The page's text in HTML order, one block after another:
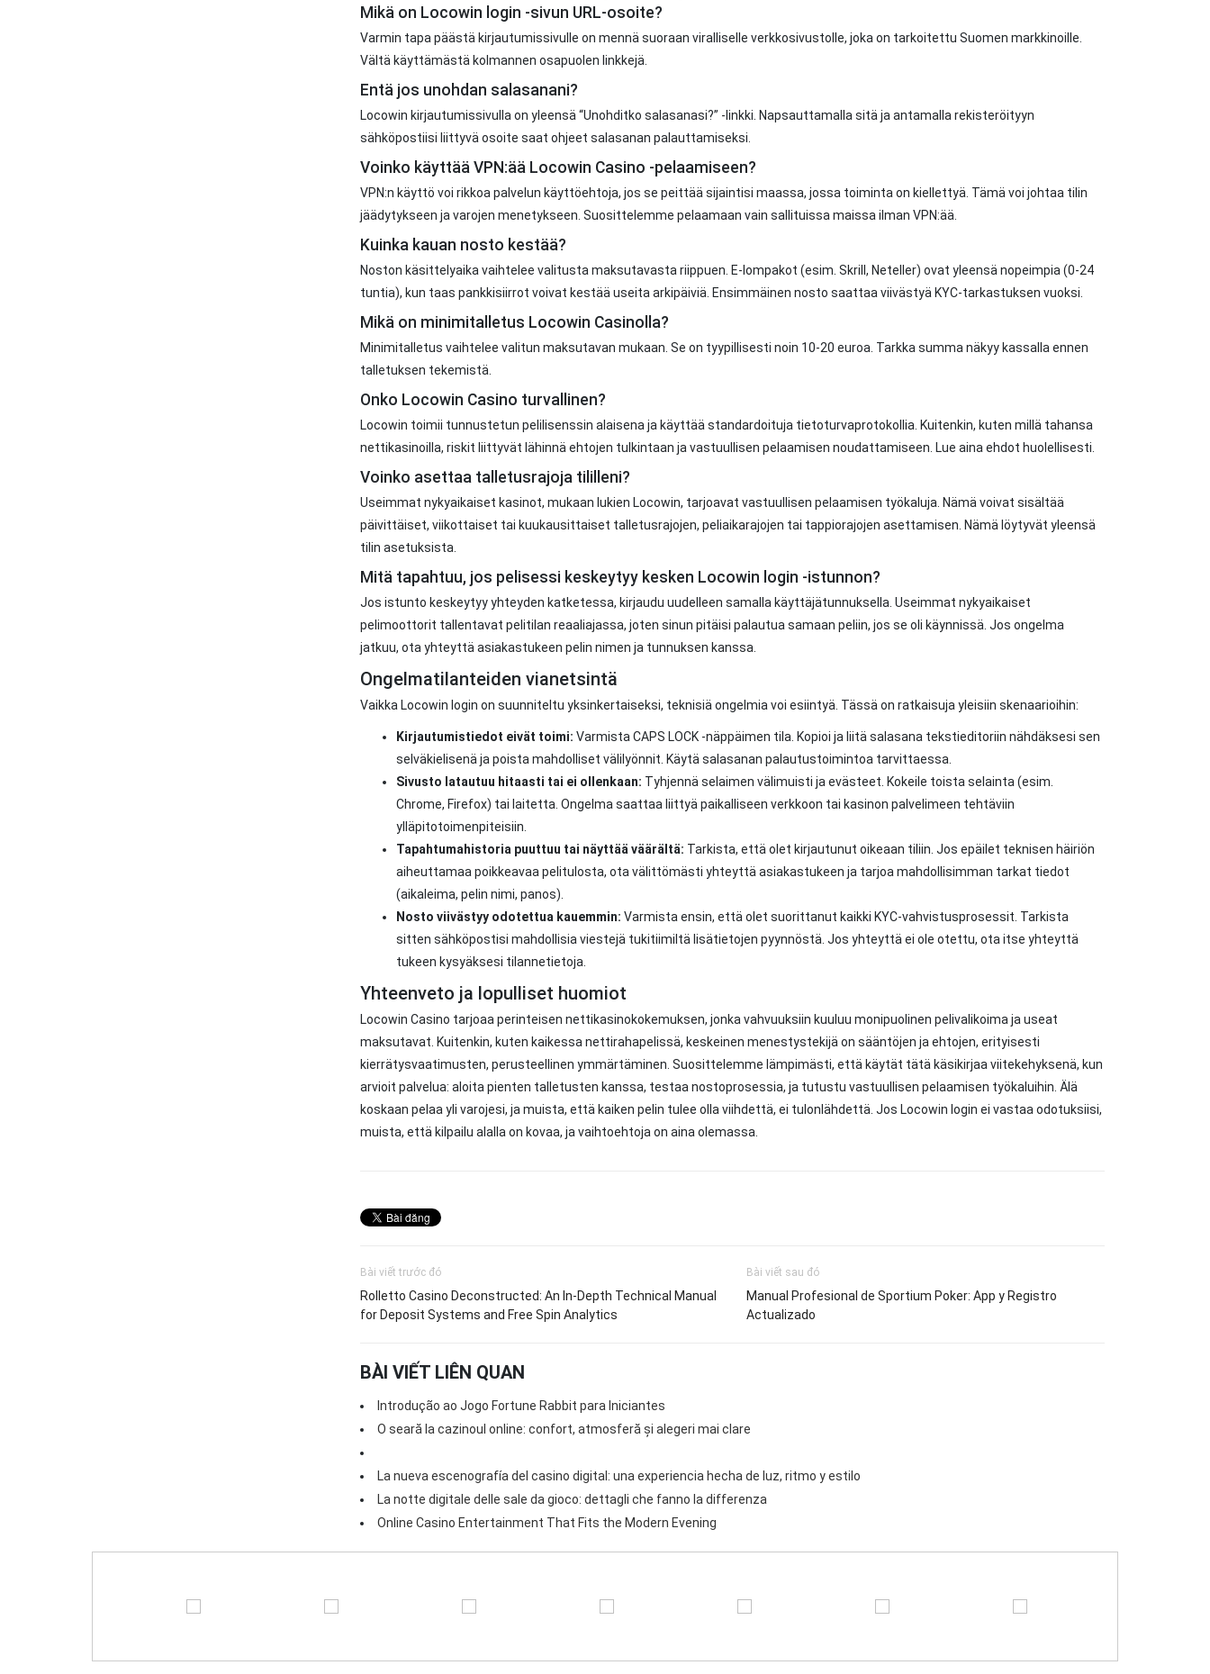
Mikä on Locowin login -sivun URL-osoite?
Varmin tapa päästä kirjautumissivulle on mennä suoraan viralliselle verkkosivustolle, joka on tarkoitettu Suomen markkinoille.
Vältä käyttämästä kolmannen osapuolen linkkejä.
Entä jos unohdan salasanani?
Locowin kirjautumissivulla on yleensä “Unohditko salasanasi?” -linkki. Napsauttamalla sitä ja antamalla rekisteröityyn
sähköpostiisi liittyvä osoite saat ohjeet salasanan palauttamiseksi.
Voinko käyttää VPN:ää Locowin Casino -pelaamiseen?
VPN:n käyttö voi rikkoa palvelun käyttöehtoja, jos se peittää sijaintisi maassa, jossa toiminta on kiellettyä. Tämä voi johtaa tilin
jäädytykseen ja varojen menetykseen. Suosittelemme pelaamaan vain sallituissa maissa ilman VPN:ää.
Kuinka kauan nosto kestää?
Noston käsittelyaika vaihtelee valitusta maksutavasta riippuen. E-lompakot (esim. Skrill, Neteller) ovat yleensä nopeimpia (0-24
tuntia), kun taas pankkisiirrot voivat kestää useita arkipäiviä. Ensimmäinen nosto saattaa viivästyä KYC-tarkastuksen vuoksi.
Mikä on minimitalletus Locowin Casinolla?
Minimitalletus vaihtelee valitun maksutavan mukaan. Se on tyypillisesti noin 10-20 euroa. Tarkka summa näkyy kassalla ennen
talletuksen tekemistä.
Onko Locowin Casino turvallinen?
Locowin toimii tunnustetun pelilisenssin alaisena ja käyttää standardoituja tietoturvaprotokollia. Kuitenkin, kuten millä tahansa
nettikasinoilla, riskit liittyvät lähinnä ehtojen tulkintaan ja vastuullisen pelaamisen noudattamiseen. Lue aina ehdot huolellisesti.
Voinko asettaa talletusrajoja tililleni?
Useimmat nykyaikaiset kasinot, mukaan lukien Locowin, tarjoavat vastuullisen pelaamisen työkaluja. Nämä voivat sisältää
päivittäiset, viikottaiset tai kuukausittaiset talletusrajojen, peliaikarajojen tai tappiorajojen asettamisen. Nämä löytyvät yleensä
tilin asetuksista.
Mitä tapahtuu, jos pelisessi keskeytyy kesken Locowin login -istunnon?
Jos istunto keskeytyy yhteyden katketessa, kirjaudu uudelleen samalla käyttäjätunnuksella. Useimmat nykyaikaiset
pelimoottorit tallentavat pelitilan reaaliajassa, joten sinun pitäisi palautua samaan peliin, jos se oli käynnissä. Jos ongelma
jatkuu, ota yhteyttä asiakastukeen pelin nimen ja tunnuksen kanssa.
Ongelmatilanteiden vianetsintä
Vaikka Locowin login on suunniteltu yksinkertaiseksi, teknisiä ongelmia voi esiintyä. Tässä on ratkaisuja yleisiin skenaarioihin:
Kirjautumistiedot eivät toimi: Varmista CAPS LOCK -näppäimen tila. Kopioi ja liitä salasana tekstieditoriin nähdäksesi sen
selväkielisenä ja poista mahdolliset välilyönnit. Käytä salasanan palautustoimintoa tarvittaessa.
Sivusto latautuu hitaasti tai ei ollenkaan: Tyhjennä selaimen välimuisti ja evästeet. Kokeile toista selainta (esim.
Chrome, Firefox) tai laitetta. Ongelma saattaa liittyä paikalliseen verkkoon tai kasinon palvelimeen tehtäviin
ylläpitotoimenpiteisiin.
Tapahtumahistoria puuttuu tai näyttää väärältä: Tarkista, että olet kirjautunut oikeaan tiliin. Jos epäilet teknisen häiriön
aiheuttamaa poikkeavaa pelitulosta, ota välittömästi yhteyttä asiakastukeen ja tarjoa mahdollisimman tarkat tiedot
(aikaleima, pelin nimi, panos).
Nosto viivästyy odotettua kauemmin: Varmista ensin, että olet suorittanut kaikki KYC-vahvistusprosessit. Tarkista
sitten sähköpostisi mahdollisia viestejä tukitiimiltä lisätietojen pyynnöstä. Jos yhteyttä ei ole otettu, ota itse yhteyttä
tukeen kysyäksesi tilannetietoja.
Yhteenveto ja lopulliset huomiot
Locowin Casino tarjoaa perinteisen nettikasinokokemuksen, jonka vahvuuksiin kuuluu monipuolinen pelivalikoima ja useat
maksutavat. Kuitenkin, kuten kaikessa nettirahapelissä, keskeinen menestystekijä on sääntöjen ja ehtojen, erityisesti
kierrätysvaatimusten, perusteellinen ymmärtäminen. Suosittelemme lämpimästi, että käytät tätä käsikirjaa viitekehyksenä, kun
arvioit palvelua: aloita pienten talletusten kanssa, testaa nostoprosessia, ja tutustu vastuullisen pelaamisen työkaluihin. Älä
koskaan pelaa yli varojesi, ja muista, että kaiken pelin tulee olla viihdettä, ei tulonlähdettä. Jos Locowin login ei vastaa odotuksiisi,
muista, että kilpailu alalla on kovaa, ja vaihtoehtoja on aina olemassa.
Bài viết trước đó
Rolletto Casino Deconstructed: An In-Depth Technical Manual
for Deposit Systems and Free Spin Analytics
Bài viết sau đó
Manual Profesional de Sportium Poker: App y Registro
Actualizado
BÀI VIẾT LIÊN QUAN
Introdução ao Jogo Fortune Rabbit para Iniciantes
O seară la cazinoul online: confort, atmosferă și alegeri mai clare
La nueva escenografía del casino digital: una experiencia hecha de luz, ritmo y estilo
La notte digitale delle sale da gioco: dettagli che fanno la differenza
Online Casino Entertainment That Fits the Modern Evening